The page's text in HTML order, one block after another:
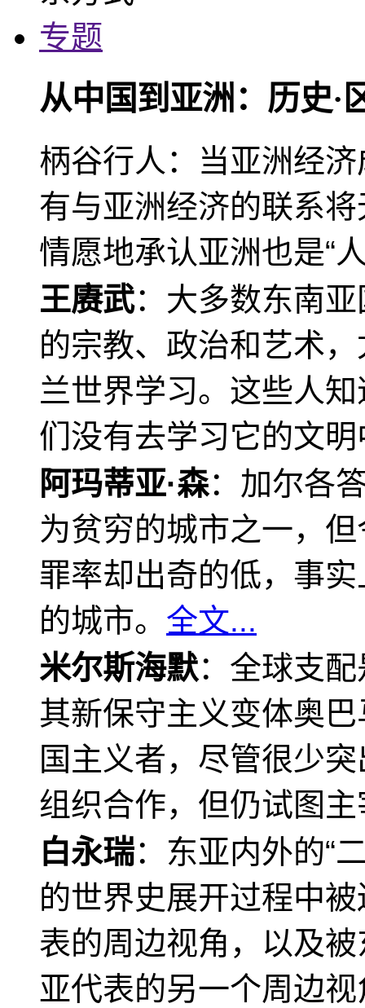
专题
从中国到亚洲：历史·
柄谷行人：当亚洲经
有与亚洲经济的联系
情愿地承认亚洲也是“
王赓武：大多数东南
的宗教、政治和艺术
兰世界学习。这些人
们没有去学习它的文
阿玛蒂亚·森：加尔各
为贫穷的城市之一，
罪率却出奇的低，事
的城市。 全文...
米尔斯海默：全球支
其新保守主义变体奥
国主义者，尽管很少
组织合作，但仍试图
白永瑞：东亚内外的“
的世界史展开过程中
表的周边视角，以及
亚代表的另一个周边视